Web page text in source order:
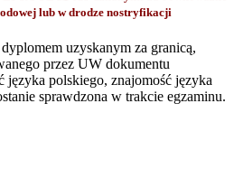
lub w drodze nostryfikacji
uzyskanym za granicą,
przez UW dokumentu
języka polskiego, znajomość języka
sprawdzona w trakcie egzaminu.